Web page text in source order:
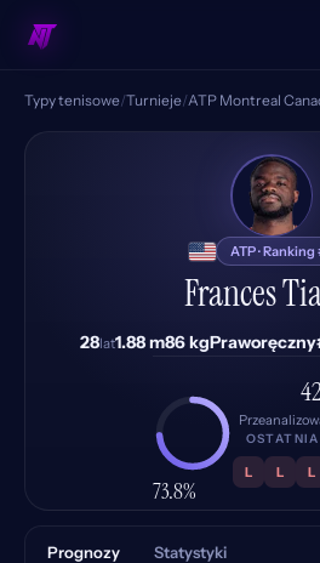
Typy tenisowe/Turnieje/ATP Montreal
FT
ATP · Ranking
Frances
28lat1.88 m86 kgPraworęczny
73.8%
L L L
Prognozy Statystyki